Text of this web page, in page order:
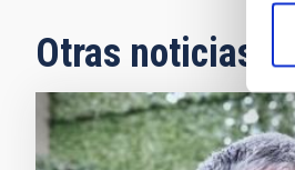
Otras noticias